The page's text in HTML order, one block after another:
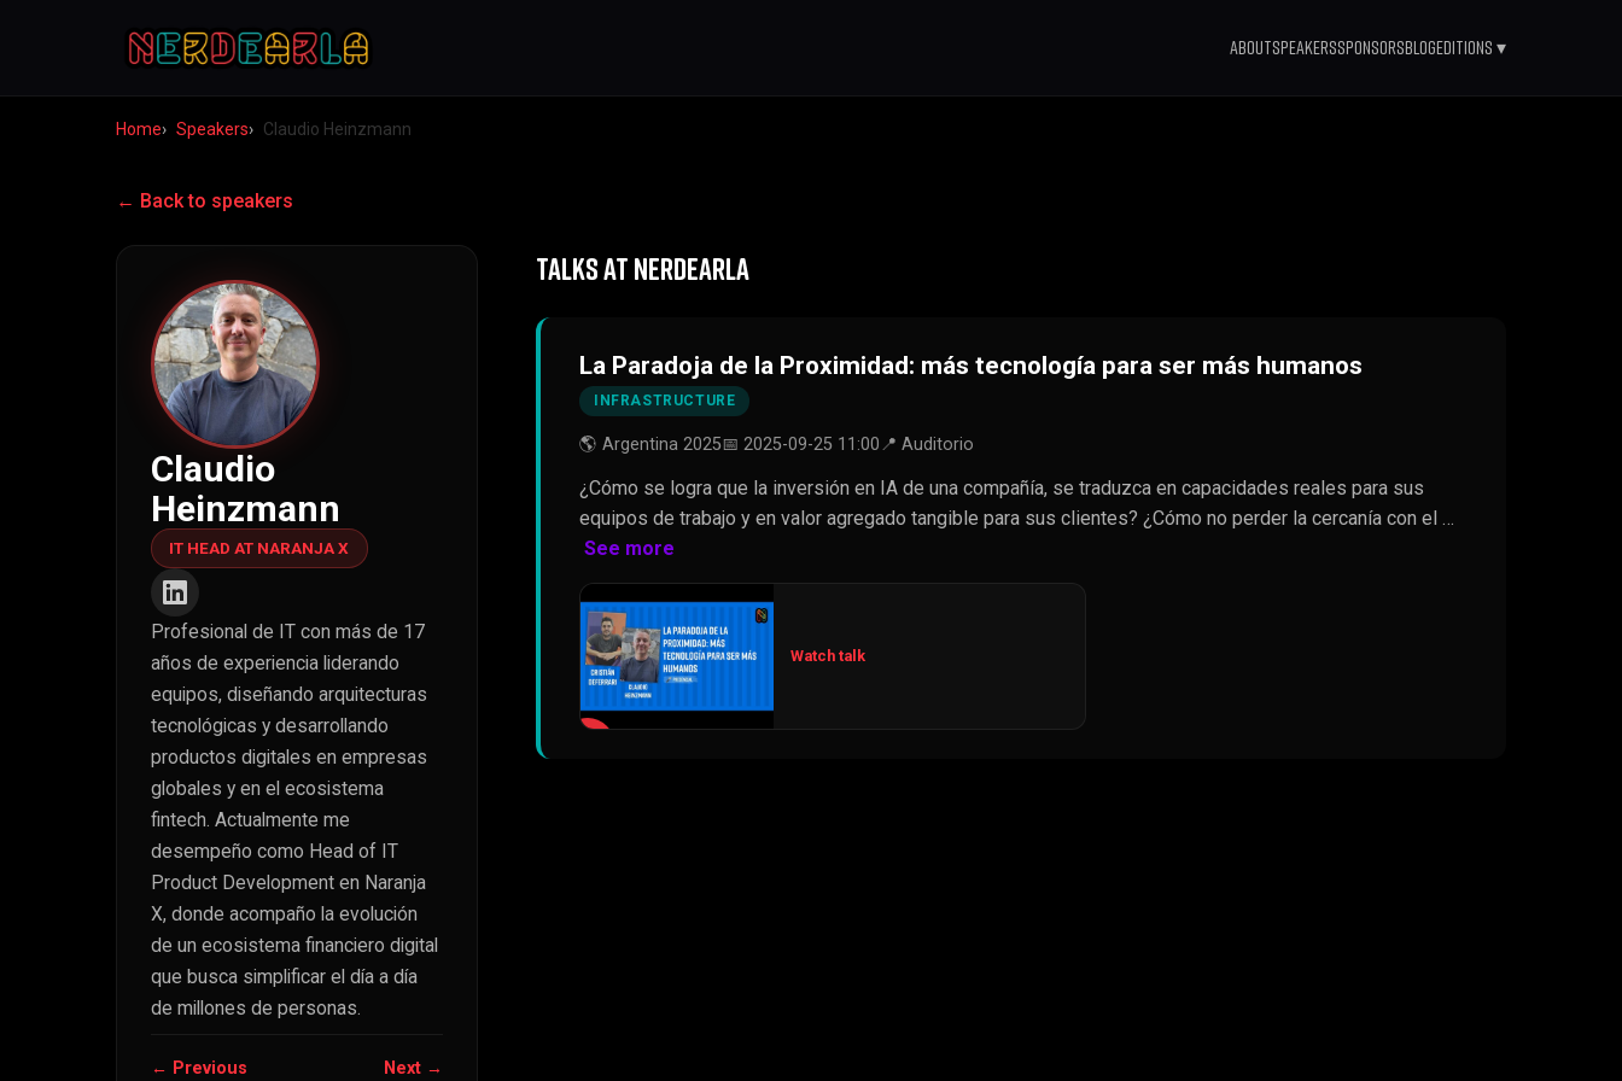
AboutSpeakersSponsorsBlogEditions ▾
Home Speakers Claudio Heinzmann
← Back to speakers
Claudio
Heinzmann
IT HEAD AT NARANJA X
Profesional de IT con más de 17
años de experiencia liderando
equipos, diseñando arquitecturas
tecnológicas y desarrollando
productos digitales en empresas
globales y en el ecosistema
fintech. Actualmente me
desempeño como Head of IT
Product Development en Naranja
X, donde acompaño la evolución
de un ecosistema financiero digital
que busca simplificar el día a día
de millones de personas.
← Previous Next →
TALKS AT NERDEARLA
La Paradoja de la Proximidad: más tecnología para ser más humanos
INFRASTRUCTURE
🌎 Argentina 2025📅 2025-09-25 11:00📍 Auditorio
¿Cómo se logra que la inversión en IA de una compañía, se traduzca en capacidades reales para sus
equipos de trabajo y en valor agregado tangible para sus clientes? ¿Cómo no perder la cercanía con el …
See more
Watch talk